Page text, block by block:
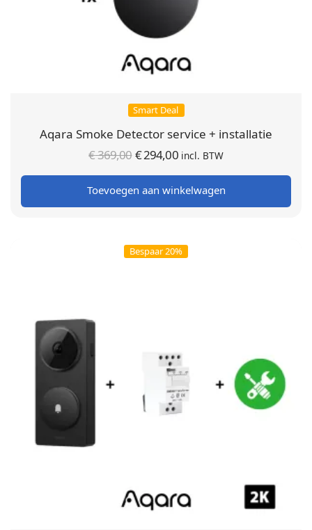
Smart Deal
Aqara Smoke Detector service + installatie
€369,00Oorspronkelijke
prijs was:
€ 369,00.
€294,00 Huidige
prijs is:
€ 294,00.
incl. BTW
Toevoegen aan winkelwagen
Bespaar 20%